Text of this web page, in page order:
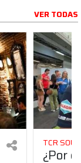
VER TODAS
TCR
¿Por